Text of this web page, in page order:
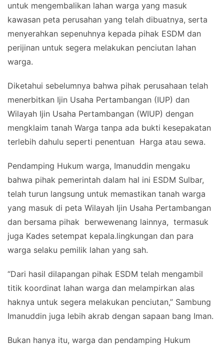
untuk mengembalikan lahan warga yang masuk
kawasan peta perusahan yang telah dibuatnya, serta
menyerahkan sepenuhnya kepada pihak ESDM dan
perijinan untuk segera melakukan penciutan lahan
warga.
Diketahui sebelumnya bahwa pihak perusahaan telah
menerbitkan Ijin Usaha Pertambangan (IUP) dan
Wilayah Ijin Usaha Pertambangan (WIUP) dengan
mengklaim tanah Warga tanpa ada bukti kesepakatan
terlebih dahulu seperti penentuan Harga atau sewa.
Pendamping Hukum warga, Imanuddin mengaku
bahwa pihak pemerintah dalam hal ini ESDM Sulbar,
telah turun langsung untuk memastikan tanah warga
yang masuk di peta Wilayah Ijin Usaha Pertambangan
dan bersama pihak berwewenang lainnya, termasuk
juga Kades setempat kepala.lingkungan dan para
warga selaku pemilik lahan yang sah.
“Dari hasil dilapangan pihak ESDM telah mengambil
titik koordinat lahan warga dan melampirkan alas
haknya untuk segera melakukan penciutan,” Sambung
Imanuddin juga lebih akrab dengan sapaan bang Iman.
Bukan hanya itu, warga dan pendamping Hukum